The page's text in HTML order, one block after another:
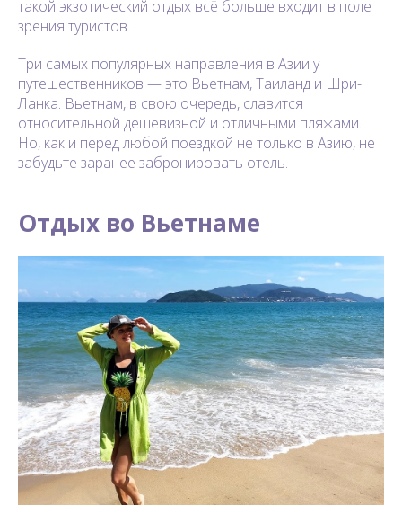
такой экзотический отдых всё больше входит в поле
зрения туристов.
Три самых популярных направления в Азии у
путешественников — это Вьетнам, Таиланд и Шри-
Ланка. Вьетнам, в свою очередь, славится
относительной дешевизной и отличными пляжами.
Но, как и перед любой поездкой не только в Азию, не
забудьте заранее забронировать отель.
Отдых во Вьетнаме